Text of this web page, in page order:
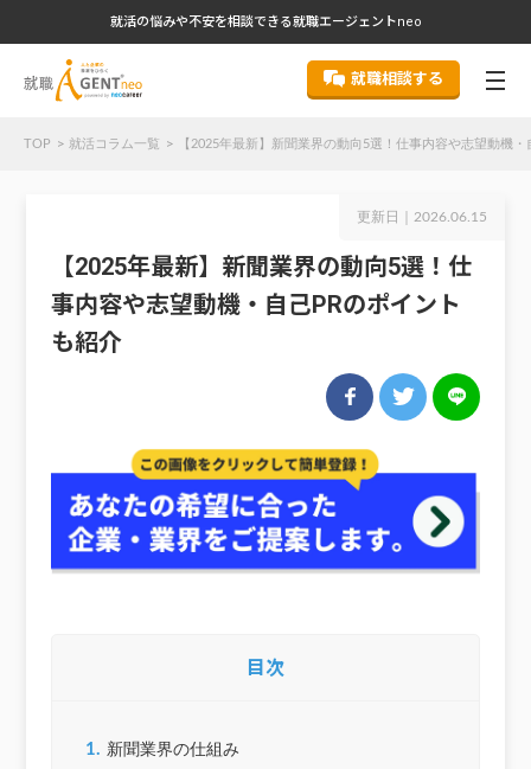
就活の悩みや不安を相談できる就職エージェントneo
就職相談する
TOP 就活コラム一覧 【2025年最新】新聞業界の動向5選！仕事内容や志望動機
更新日｜ 2026.06.15
【2025年最新】新聞業界の動向5選！仕
事内容や志望動機・自己PRのポイント
も紹介
目次
1. 新聞業界の仕組み